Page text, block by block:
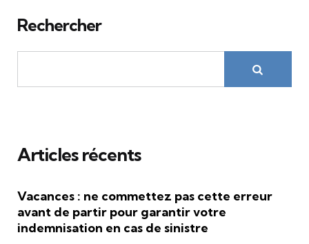
Rechercher
Articles récents
Vacances : ne commettez pas cette erreur
avant de partir pour garantir votre
indemnisation en cas de sinistre